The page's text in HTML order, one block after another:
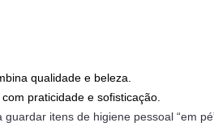
qualidade e beleza.
praticidade e sofisticação.
itens de higiene pessoal “em